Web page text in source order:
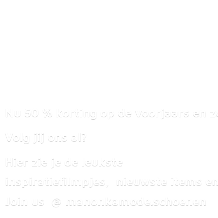
Nu 50 % korting op de voorjaars en
Volg jij ons al?
Hier zie je de leukste
inspiratiefilmpjes, nieuwste items
Join us @ manonkamode.schoenen